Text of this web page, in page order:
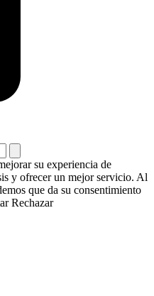
su experiencia de
y ofrecer un mejor servicio. Al
que da su consentimiento
Rechazar